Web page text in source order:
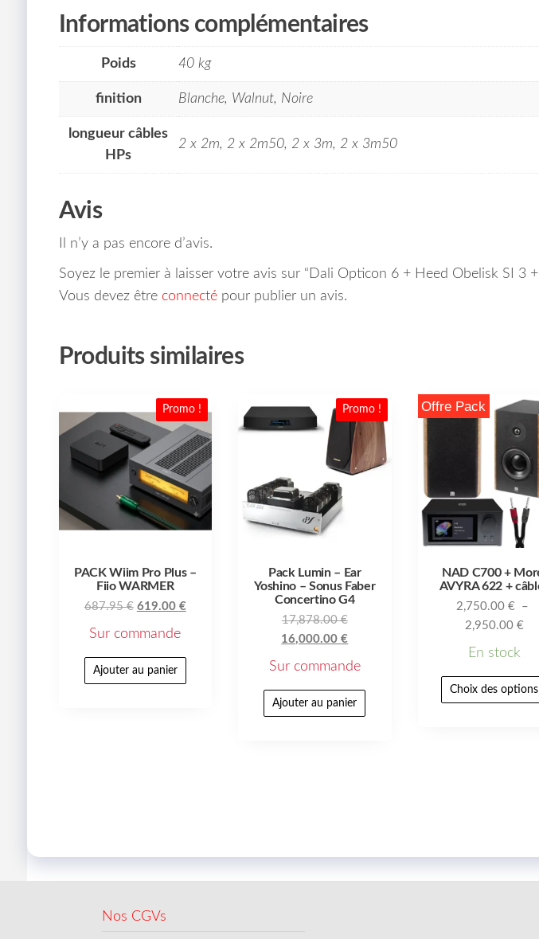
Informations complémentaires
Poids 40 kg
finition Blanche, Walnut, Noire
longueur câbles
HPs
2 x 2m, 2 x 2m50, 2 x 3m, 2 x 3m50
Avis
Il n’y a pas encore d’avis.
Soyez le premier à laisser votre avis sur “Dali Opticon 6 + Heed Obelisk SI 3
Vous devez être connectépour publier un avis.
Produits similaires
Promo !
PACK Wiim Pro Plus –
Fiio WARMER
687.95€ 619.00 €
Sur commande
Ajouter au panier
Promo !
Pack Lumin – Ear
Yoshino – Sonus Faber
Concertino G4
17,878.00€
16,000.00€
Sur commande
Ajouter au panier
Offre Pack
NAD C700 +
AVYRA 622 +
2,750.00€ –
2,950.00 €
En stock
Choix des options
Nos CGVs